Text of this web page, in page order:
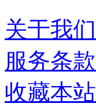
关于我们
服务条款
收藏本站